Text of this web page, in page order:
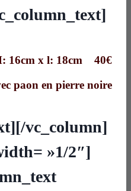
x l: 18cm 40€
paon en pierre noire
vc_column]
»1/2″]